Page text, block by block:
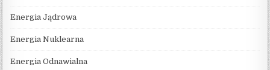
Energia Jądrowa
Energia Nuklearna
Energia Odnawialna